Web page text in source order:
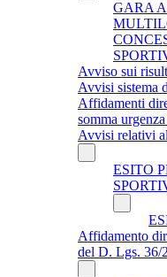
GARA
Avviso sui
Avvisi sistema
Affidamenti
somma
Avvisi relativi
ESITO
Affidamento
del D. Lgs. 36/